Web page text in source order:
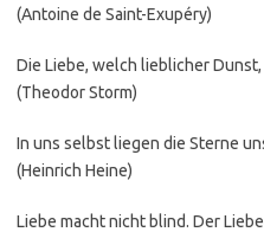
(Antoine de Saint-Exupéry)
Die Liebe, welch lieblicher
(Theodor Storm)
In uns selbst liegen die Sterne
(Heinrich Heine)
Liebe macht nicht blind. Der